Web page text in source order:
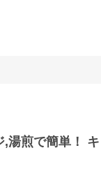
湯煎で簡単！